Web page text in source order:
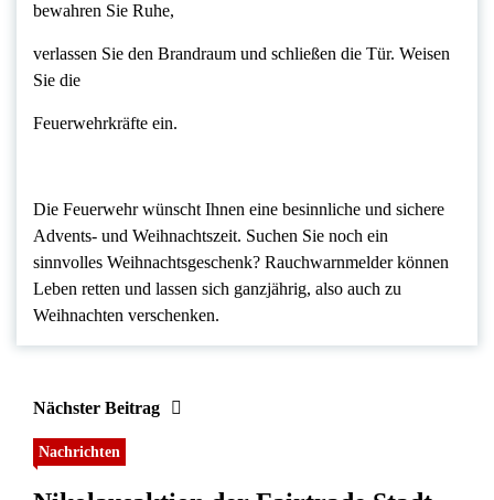
bewahren Sie Ruhe,
verlassen Sie den Brandraum und schließen die Tür. Weisen
Sie die
Feuerwehrkräfte ein.
Die Feuerwehr wünscht Ihnen eine besinnliche und sichere
Advents- und Weihnachtszeit. Suchen Sie noch ein
sinnvolles Weihnachtsgeschenk? Rauchwarnmelder können
Leben retten und lassen sich ganzjährig, also auch zu
Weihnachten verschenken.
Nächster Beitrag
Nachrichten